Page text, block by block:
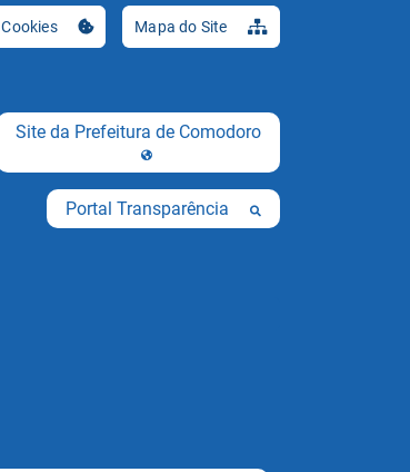
Cookies Mapa do Site
Site da Prefeitura de Comodoro
Portal Transparência